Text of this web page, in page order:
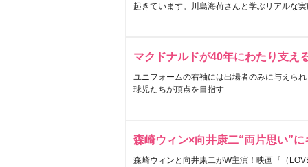
起きています。川島海荷さんと学ぶリアルな
マクドナルドが40年にわたり支え
ユニフォームの右袖には出場者のみに与えら
球児たちが頂点を目指す
森崎ウィン×向井康二“両片思い”
森崎ウィンと向井康二がW主演！映画『（